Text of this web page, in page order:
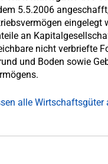
5.5.2006
eingelegt
an
nicht verbriefte
und Boden sowie
alle Wirtschaftsgüter